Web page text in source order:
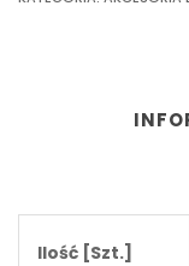
Ilość [szt.]